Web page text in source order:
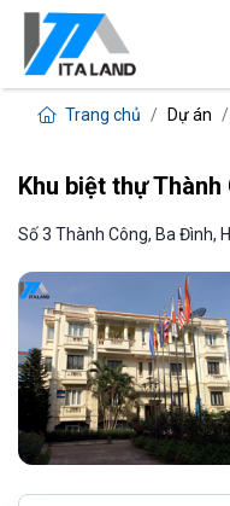
Trang chủ Dự án
Khu biệt thự Thành
Số 3 Thành Công, Ba Đình,